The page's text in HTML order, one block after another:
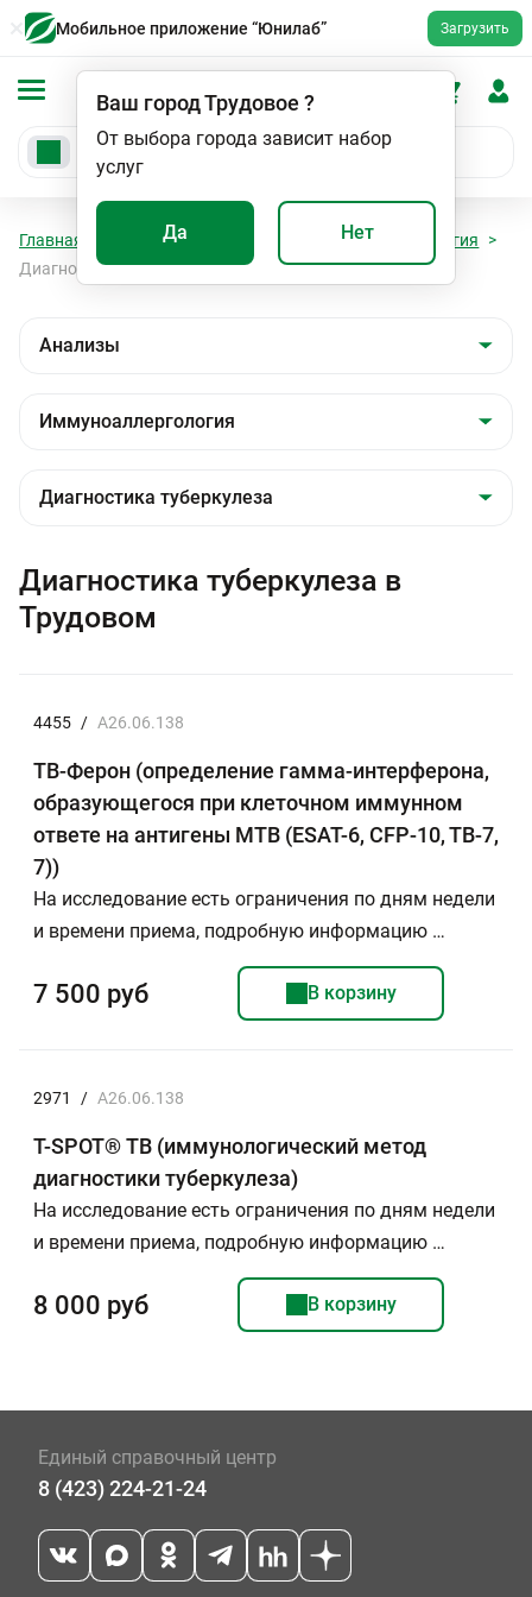
Мобильное приложение “Юнилаб” Загрузить
Ваш городТрудовое ?
От выбора города зависит набор
услуг
Да Нет
Главная Анализы
Иммуноаллергология
Диагностика туберкулеза
Диагностика туберкулеза в
Трудовом
4455 / A26.06.138
TB-Ферон (определение гамма-интерферона,
образующегося при клеточном иммунном
ответе на антигены МТВ (ESAT-6, CFP-10, TB-7,
7))
На исследование есть ограничения по дням недели
и времени приема, подробную информацию …
7 500 руб В корзину
2971 / A26.06.138
Т-SPOT® ТВ (иммунологический метод
диагностики туберкулеза)
На исследование есть ограничения по дням недели
и времени приема, подробную информацию …
8 000 руб В корзину
Единый справочный центр
8 (423) 224-21-24